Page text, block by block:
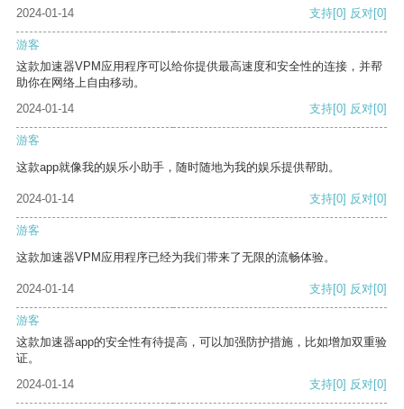
2024-01-14 支持[0] 反对[0]
游客
这款加速器VPM应用程序可以给你提供最高速度和安全性的连接，并帮
助你在网络上自由移动。
2024-01-14
支持[0] 反对[0]
游客
这款app就像我的娱乐小助手，随时随地为我的娱乐提供帮助。
2024-01-14 支持[0] 反对[0]
游客
这款加速器VPM应用程序已经为我们带来了无限的流畅体验。
2024-01-14 支持[0] 反对[0]
游客
这款加速器app的安全性有待提高，可以加强防护措施，比如增加双重验
证。
2024-01-14
支持[0] 反对[0]